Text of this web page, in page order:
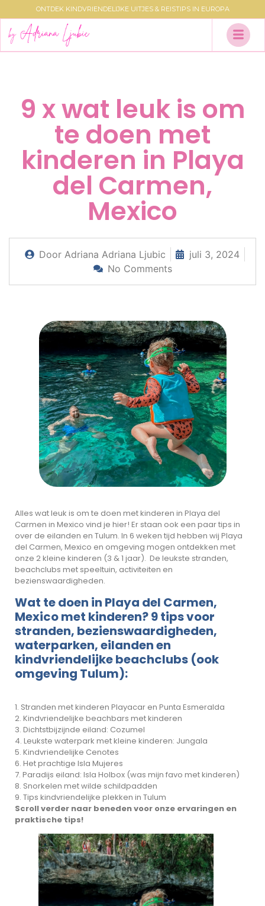
ONTDEK KINDVRIENDELIJKE UITJES & REISTIPS IN EUROPA
9 x wat leuk is om
te doen met
kinderen in Playa
del Carmen,
Mexico
Door Adriana Adriana Ljubic
juli 3, 2024
No Comments
Alles wat leuk is om te doen met kinderen in Playa del
Carmen in Mexico vind je hier! Er staan ook een paar tips in
over de eilanden en Tulum. In 6 weken tijd hebben wij Playa
del Carmen, Mexico en omgeving mogen ontdekken met
onze 2 kleine kinderen (3 & 1 jaar). De leukste stranden,
beachclubs met speeltuin, activiteiten en
bezienswaardigheden.
Wat te doen in Playa del Carmen,
Mexico met kinderen? 9 tips voor
stranden, bezienswaardigheden,
waterparken, eilanden en
kindvriendelijke beachclubs (ook
omgeving Tulum):
1. Stranden met kinderen Playacar en Punta Esmeralda
2. Kindvriendelijke beachbars met kinderen
3. Dichtstbijzijnde eiland: Cozumel
4. Leukste waterpark met kleine kinderen: Jungala
5. Kindvriendelijke Cenotes
6. Het prachtige Isla Mujeres
7. Paradijs eiland: Isla Holbox (was mijn favo met kinderen)
8. Snorkelen met wilde schildpadden
9. Tips kindvriendelijke plekken in Tulum
Scroll verder naar beneden voor onze ervaringen en
praktische tips!